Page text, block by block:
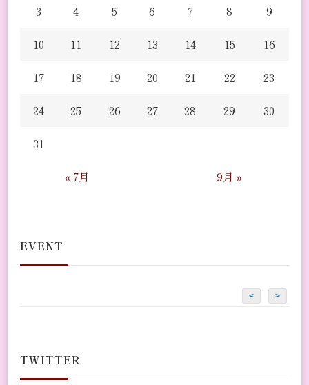
3
4 5 6 7 8
9
10
11 12 13 14 15
16
17
18 19 20 21 22
23
24
25 26 27 28 29
30
31
« 7月
9月 »
EVENT
< >
TWITTER